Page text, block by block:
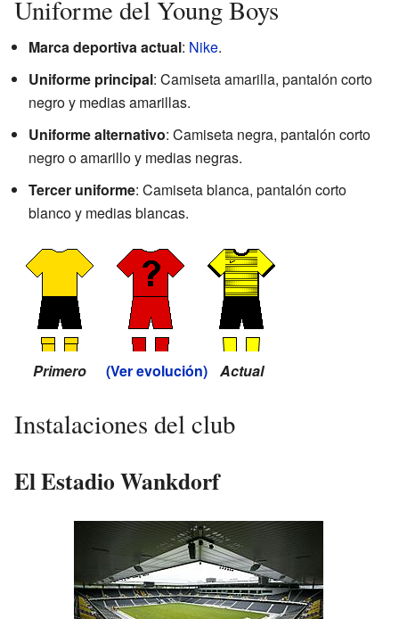
Uniforme del Young Boys
Marca deportiva actual: Nike.
Uniforme principal: Camiseta amarilla, pantalón corto
negro y medias amarillas.
Uniforme alternativo: Camiseta negra, pantalón corto
negro o amarillo y medias negras.
Tercer uniforme: Camiseta blanca, pantalón corto
blanco y medias blancas.
Primero (Ver evolución) Actual
Instalaciones del club
El Estadio Wankdorf